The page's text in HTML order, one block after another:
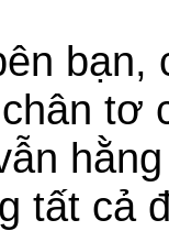
bạn,
tơ
tất cả